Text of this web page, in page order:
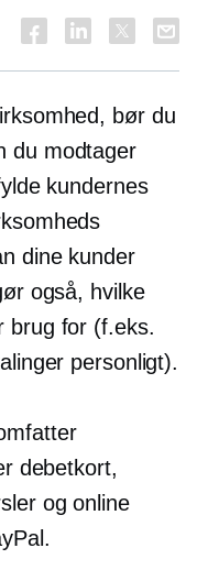
bør du
du modtager
kundernes
dine kunder
også, hvilke
brug for (f.eks.
personligt).
debetkort,
og online